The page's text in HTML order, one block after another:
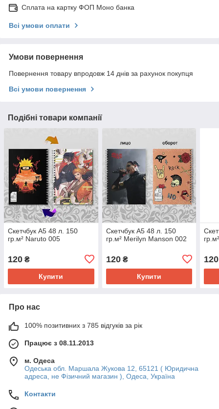
Сплата на картку ФОП Моно банка
Всі умови оплати
Умови повернення
Повернення товару впродовж 14 днів за рахунок покупця
Всі умови повернення
Подібні товари компанії
Скетчбук А5 48 л. 150
гр.м² Naruto 005
120 ₴
Купити
Скетчбук А5 48 л. 150
гр.м² Merilyn Manson 002
120₴
Купити
120
Про нас
100% позитивних з 785 відгуків за рік
Працює з 08.11.2013
м. Одеса
Одеська обл. Маршала Жукова 12, 65121 ( Юридична
адреса, не Фізичний магазин ), Одеса, Україна
Контакти